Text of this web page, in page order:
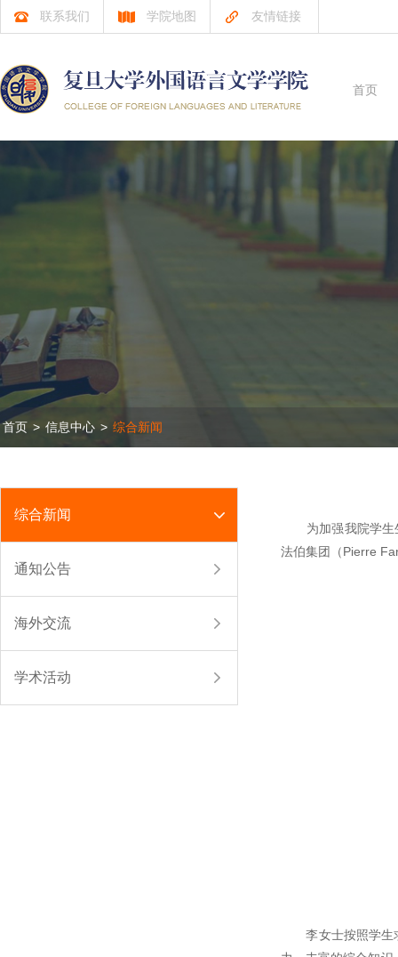
联系我们 学院地图 友情链接
首页
首页 > 信息中心 > 综合新闻
综合新闻
通知公告
海外交流
学术活动
为加强我院学生生
法伯集团（Pierre
李女士按照学生求